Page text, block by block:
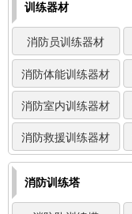
训练器材
消防员训练器材
消防体能训练器材
消防室内训练器材
消防救援训练器材
消防训练塔